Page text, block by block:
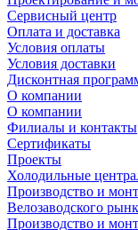
Сервисный центр
Оплата и доставка
Условия оплаты
Условия доставки
Дисконтная
О компании
О компании
Филиалы и контакты
Сертификаты
Проекты
Холодильные
Производство и
Велозаводского
Производство и